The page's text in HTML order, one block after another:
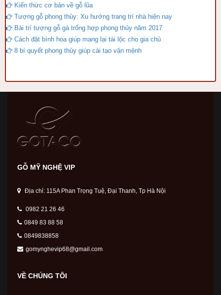
Kiến thức cơ bản về gỗ lũa
Tượng gỗ phong thủy: Xu hướng trang trí nhà hiện nay
Bài trí tượng gỗ gà trống hợp phong thủy năm 2017
Cách đặt bình hoa giúp mang lại tài lộc cho gia chủ
8 bí quyết phong thủy giúp cải tạo vận mệnh
GỖ MỸ NGHỆ VIP
Địa chỉ: 115A Phan Trọng Tuệ, Đại Thanh, Tp Hà Nội
0982 21 26 46
0849 83 88 58
0849838858
gomynghevip68@gmail.com
VỀ CHÚNG TÔI